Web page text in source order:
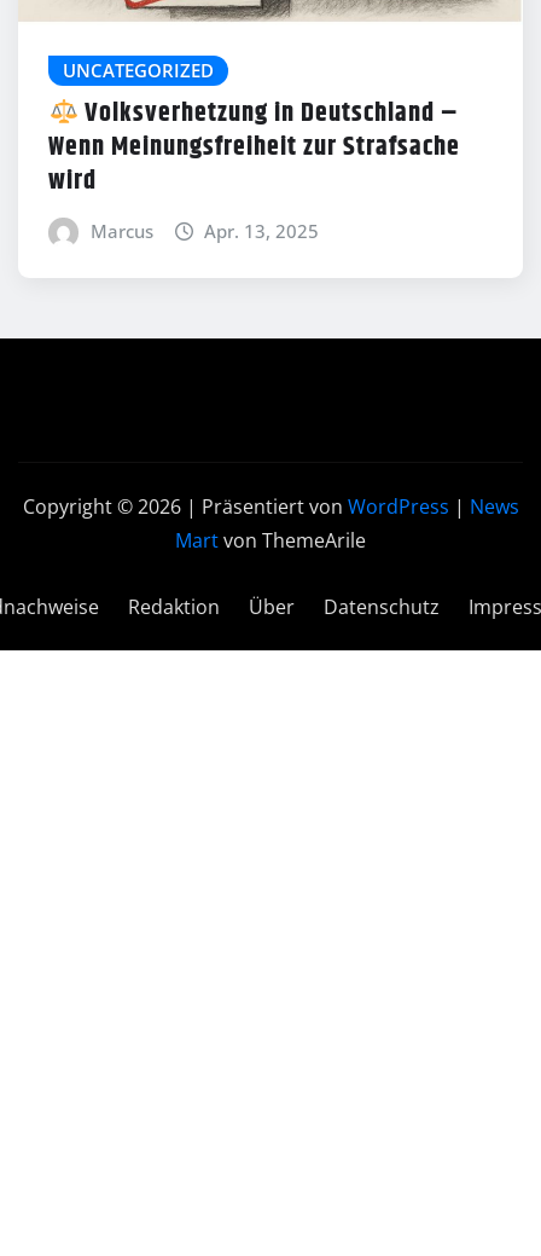
UNCATEGORIZED
Volksverhetzung in Deutschland –
Wenn Meinungsfreiheit zur Strafsache
wird
Marcus Apr. 13, 2025
Copyright © 2026 | Präsentiert von WordPress | News
Martvon ThemeArile
Redaktion Über Datenschutz